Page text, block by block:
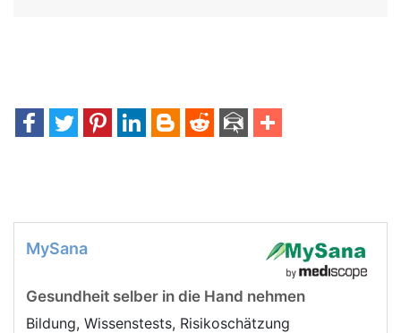
MySana
Gesundheit selber in die Hand nehmen
Bildung, Wissenstests, Risikoschätzung